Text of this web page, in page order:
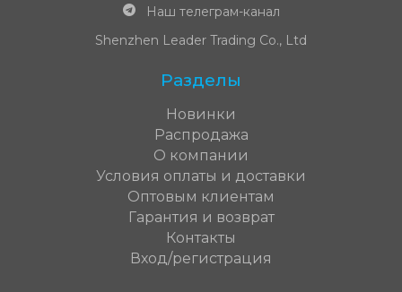
Наш телеграм-канал
Shenzhen Leader Trading Co., Ltd
Разделы
Новинки
Распродажа
О компании
Условия оплаты и доставки
Оптовым клиентам
Гарантия и возврат
Контакты
Вход/регистрация